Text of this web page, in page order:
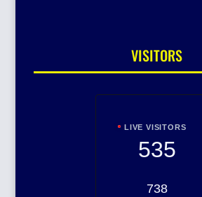
VISITORS
LIVE VISITORS
535
738